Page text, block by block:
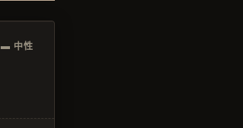
▬ 中性